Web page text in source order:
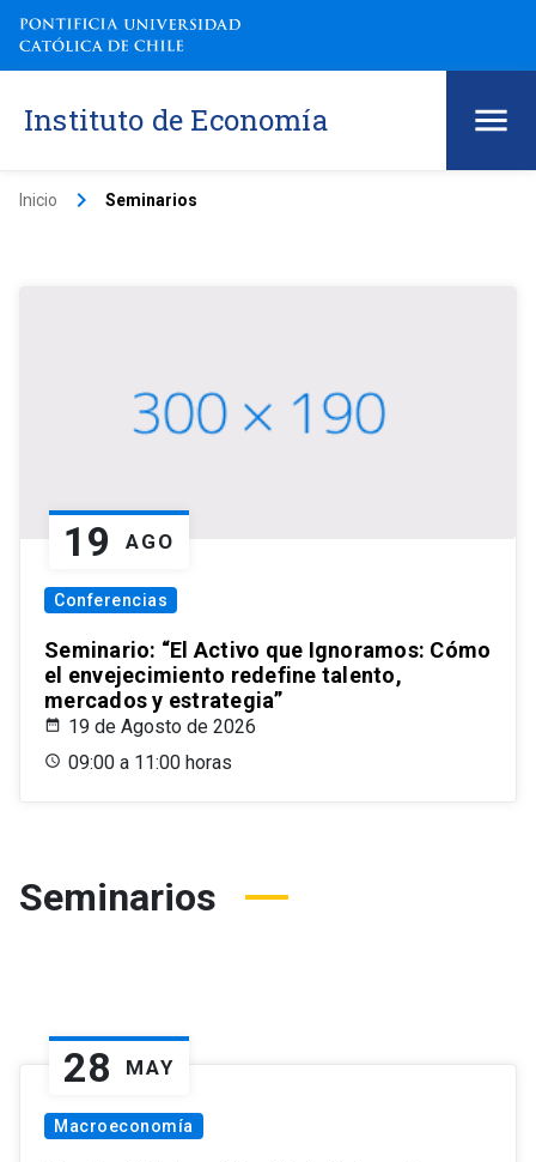
Instituto de Economía
Inicio keyboard_arrow_right Seminarios
19 AGO
Conferencias
Seminario: “El Activo que Ignoramos: Cómo
el envejecimiento redefine talento,
mercados y estrategia”
19 de Agosto de 2026
09:00 a 11:00 horas
Seminarios
28 MAY
Macroeconomía